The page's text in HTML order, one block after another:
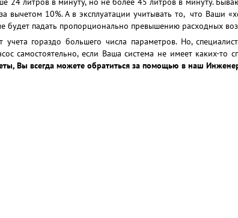
вычетом 10%. А в эксплуатации учитывать то, что Ваши
будет падать пропорционально превышению расходных
гораздо большего числа параметров. Но,
самостоятельно, если Ваша система не имеет каких-то
Вы всегда можете обратиться за помощью в наш